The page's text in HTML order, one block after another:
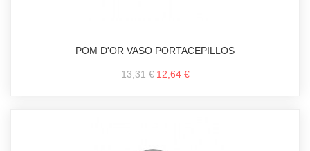
POM D'OR VASO PORTACEPILLOS
13,31 € 12,64 €